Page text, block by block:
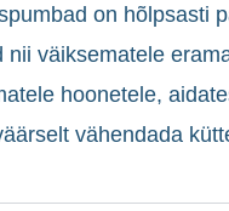
on hõlpsasti
nii väiksematele
hoonetele,
vähendada